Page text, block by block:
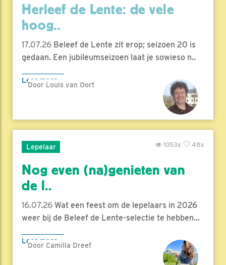
Herleef de Lente: de vele
hoog..
17.07.26 Beleef de Lente zit erop; seizoen 20 is
gedaan. Een jubileumseizoen laat je sowieso n..
Lees meer
Door Louis van Oort
Lepelaar 48x
1053x
Nog even (na)genieten van
de l..
16.07.26 Wat een feest om de lepelaars in 2026
weer bij de Beleef de Lente-selectie te hebben...
Lees meer
Door Camilla Dreef